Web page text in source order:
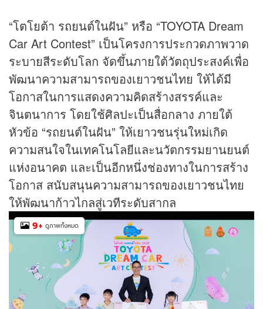
“โตโยต้า รถยนต์ในฝัน” หรือ “TOYOTA Dream
Car Art Contest” เป็นโครงการประกวดภาพวาด
ระบายสีระดับโลก จัดขึ้นภายใต้วัตถุประสงค์เพื่อ
พัฒนาความสามารถของเยาวชนไทย ให้ได้มี
โอกาสในการแสดงความคิดสร้างสรรค์และ
จินตนาการ โดยใช้ศิลปะเป็นสื่อกลาง ภายใต้
หัวข้อ “รถยนต์ในฝัน” ให้เยาวชนรุ่นใหม่เกิด
ความสนใจในเทคโนโลยีและนวัตกรรมยานยนต์
แห่งอนาคต และเป็นอีกหนึ่งช่องทางในการสร้าง
โอกาส สนับสนุนความสามารถของเยาวชนไทย
ให้พัฒนาก้าวไกลสู่เวทีระดับสากล
9+ ดูภาพทั้งหมด